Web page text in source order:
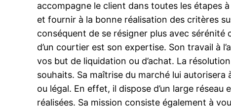
accompagne le client dans toutes les étapes
et fournir à la bonne réalisation des critères
conséquent de se résigner plus avec
d’un courtier est son expertise. Son travail à
vos but de liquidation ou d’achat. La
souhaits. Sa maîtrise du marché lui autorisera
ou légal. En effet, il dispose d’un large
réalisées. Sa mission consiste également à